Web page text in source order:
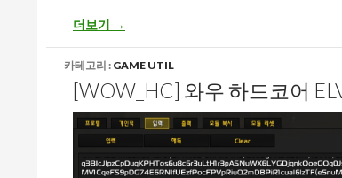
[WOW_HC] 와우 하드코어 ElvUI 프로필 – LUI
더보기 →
카테고리 : GAME UTIL
[WOW_HC] 와우 하드코어